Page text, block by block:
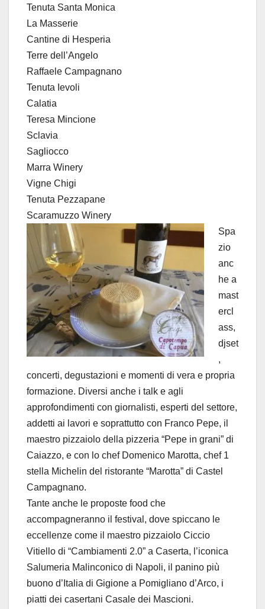
Tenuta Santa Monica
La Masserie
Cantine di Hesperia
Terre dell’Angelo
Raffaele Campagnano
Tenuta Ievoli
Calatia
Teresa Mincione
Sclavia
Sagliocco
Marra Winery
Vigne Chigi
Tenuta Pezzapane
Scaramuzzo Winery
Spa
zio
anc
he a
mast
ercl
ass,
djset
,
concerti, degustazioni e momenti di vera e propria
formazione. Diversi anche i talk e agli
approfondimenti con giornalisti, esperti del settore,
addetti ai lavori e soprattutto con Franco Pepe, il
maestro pizzaiolo della pizzeria “Pepe in grani” di
Caiazzo, e con lo chef Domenico Marotta, chef 1
stella Michelin del ristorante “Marotta” di Castel
Campagnano.
Tante anche le proposte food che
accompagneranno il festival, dove spiccano le
eccellenze come il maestro pizzaiolo Ciccio
Vitiello di “Cambiamenti 2.0” a Caserta, l’iconica
Salumeria Malinconico di Napoli, il panino più
buono d’Italia di Gigione a Pomigliano d’Arco, i
piatti dei casertani Casale dei Mascioni.